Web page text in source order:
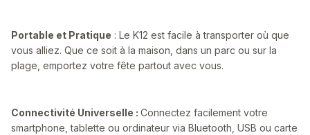
Portable et Pratique : Le K12 est facile à transporter où que
vous alliez. Que ce soit à la maison, dans un parc ou sur la
plage, emportez votre fête partout avec vous.
Connectivité Universelle : Connectez facilement votre
smartphone, tablette ou ordinateur via Bluetooth, USB ou carte